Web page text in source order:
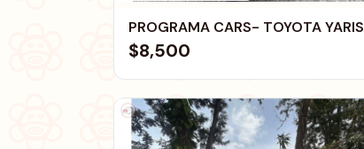
PROGRAMA CARS- TOYOTA YARIS
$8,500